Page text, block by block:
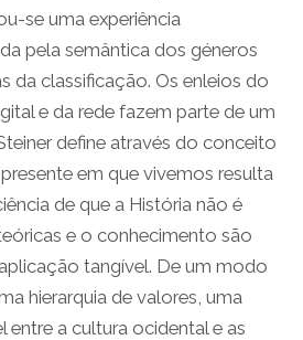
se uma experiência
pela semântica dos géneros
da classificação. Os enleios do
e da rede fazem parte de um
define através do conceito
em que vivemos resulta
de que a História não é
e o conhecimento são
tangível. De um modo
hierarquia de valores, uma
entre a cultura ocidental e as